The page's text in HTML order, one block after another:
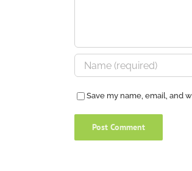
Save my name, email, and